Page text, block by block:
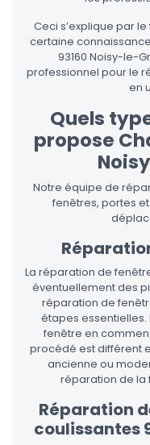
Ceci s’explique par
certaine
93160 Noisy-le-
professionnel pour le
en
Quels
propose
Notre équipe de
fenêtres, portes
La réparation de
éventuellement des
réparation de
étapes essentielles.
fenêtre en
procédé est différent
ancienne ou
réparation de la
Réparation
coulissantes